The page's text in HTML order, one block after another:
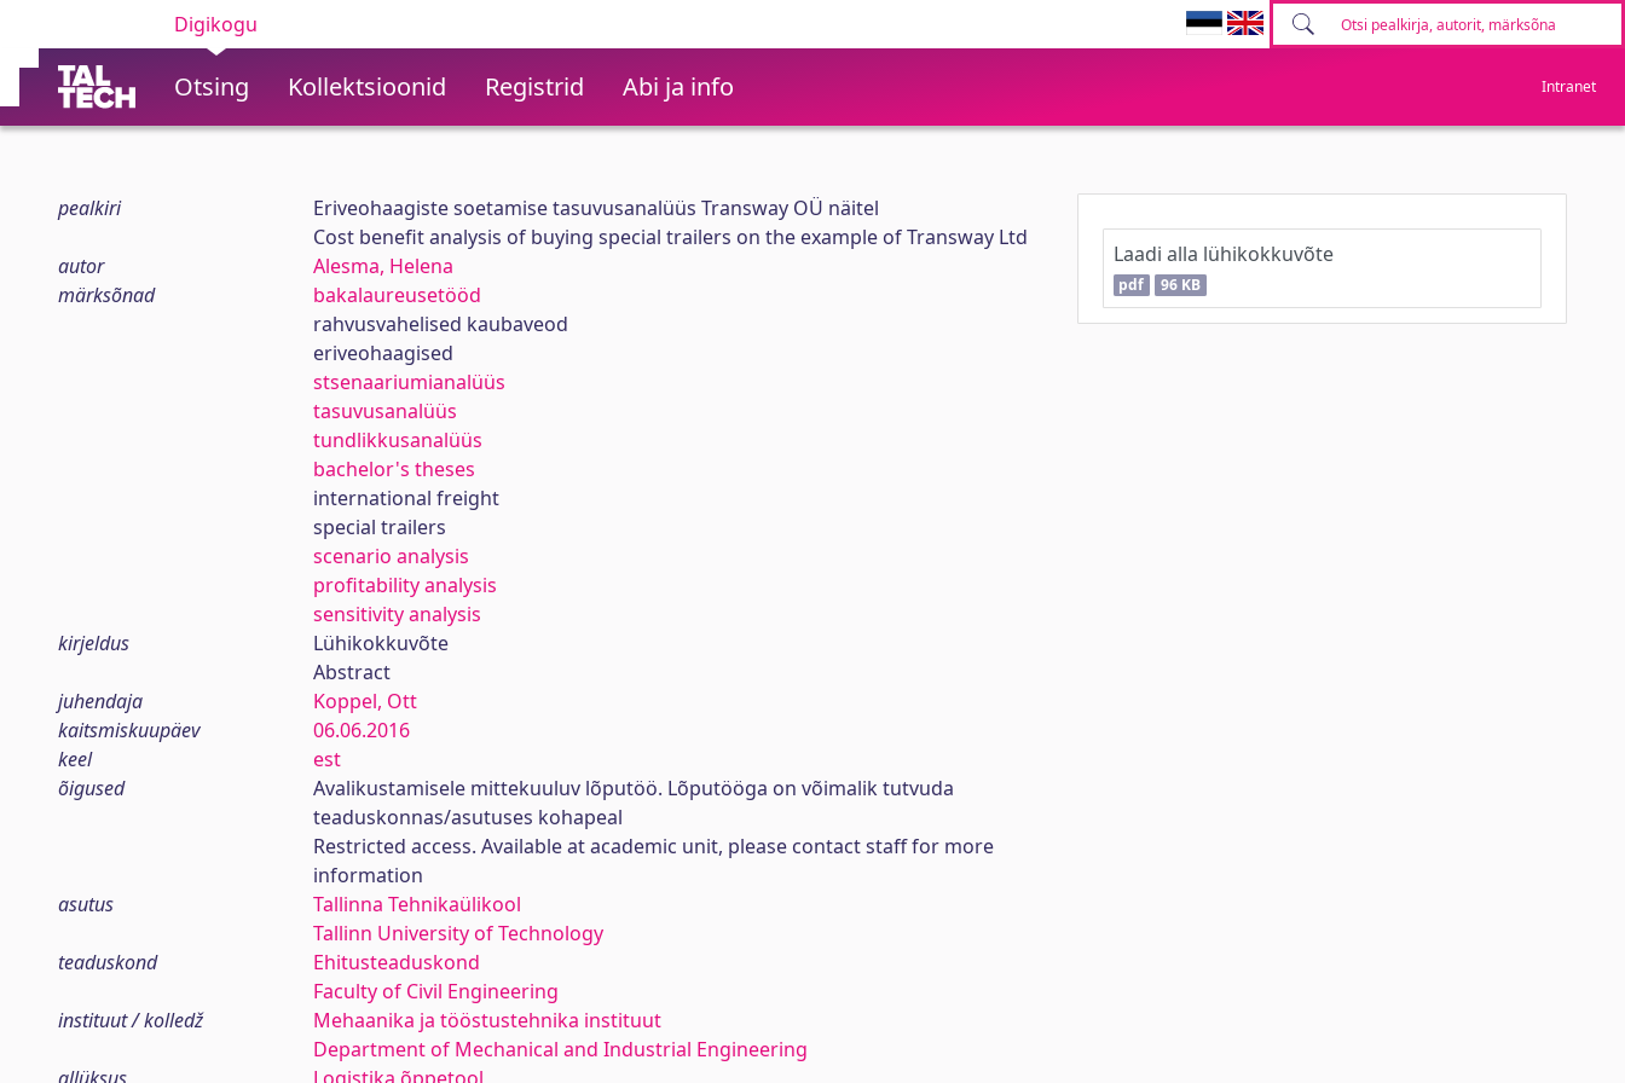
Digikogu
Otsing Kollektsioonid Registrid Abi ja info Intranet
pealkiri
Eriveohaagiste soetamise tasuvusanalüüs Transway OÜ näitel
Cost benefit analysis of buying special trailers on the example of Transway Ltd
autor
Alesma, Helena
märksõnad
bakalaureusetööd
rahvusvahelised kaubaveod
eriveohaagised
stsenaariumianalüüs
tasuvusanalüüs
tundlikkusanalüüs
bachelor's theses
international freight
special trailers
scenario analysis
profitability analysis
sensitivity analysis
kirjeldus
Lühikokkuvõte
Abstract
juhendaja
Koppel, Ott
kaitsmiskuupäev
06.06.2016
keel
est
õigused
Avalikustamisele mittekuuluv lõputöö. Lõputööga on võimalik tutvuda
teaduskonnas/asutuses kohapeal
Restricted access. Available at academic unit, please contact staff for more
information
asutus
Tallinna Tehnikaülikool
Tallinn University of Technology
teaduskond
Ehitusteaduskond
Faculty of Civil Engineering
instituut / kolledž
Mehaanika ja tööstustehnika instituut
Department of Mechanical and Industrial Engineering
Laadi alla lühikokkuvõte
pdf 96 KB